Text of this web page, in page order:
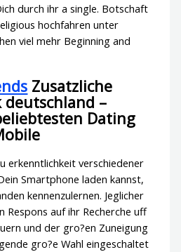
durch ihr a single. Botschaft
hochfahren unter
viel mehr Beginning and
Zusatzliche
–
Dating
erkenntlichkeit verschiedener
Smartphone laden kannst,
kennenzulernen. Jeglicher
Respons auf ihr Recherche uff
und der gro?en Zuneigung
gro?e Wahl eingeschaltet